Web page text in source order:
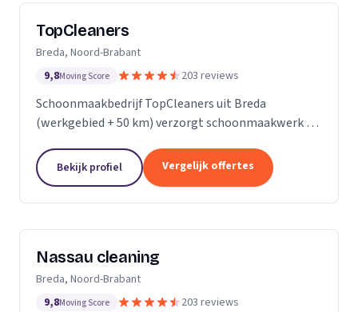
TopCleaners
Breda, Noord-Brabant
9,8Moving Score 203 reviews
Schoonmaakbedrijf TopCleaners uit Breda
(werkgebied + 50 km) verzorgt schoonmaakwerk bij
enthousiaste en vak geschoolde schoonmakers. Wij
leveren...
Bekijk profiel Vergelijk offertes
Nassau cleaning
Breda, Noord-Brabant
9,8Moving Score 203 reviews